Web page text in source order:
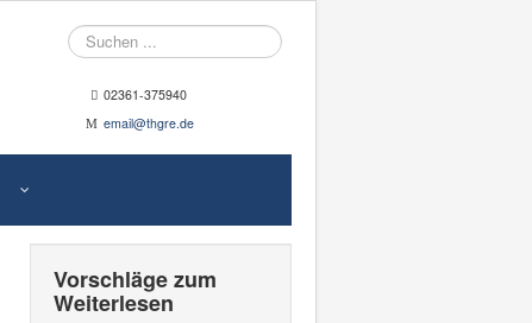
Suche
02361-375940
email@thgre.de
Vorschläge zum
Weiterlesen